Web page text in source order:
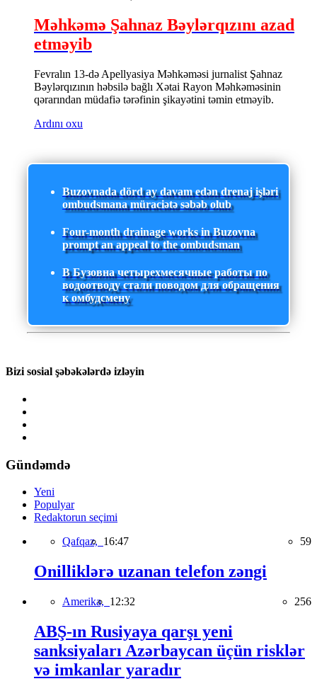
Məhkəmə Şahnaz Bəylərqızını azad
etməyib
Fevralın 13-də Apellyasiya Məhkəməsi jurnalist Şahnaz
Bəylərqızının həbsilə bağlı Xətai Rayon Məhkəməsinin
qərarından müdafiə tərəfinin şikayətini təmin etməyib.
Ardını oxu
Buzovnada dörd ay davam edən drenaj işləri
ombudsmana müraciətə səbəb olub
Four-month drainage works in Buzovna
prompt an appeal to the ombudsman
В Бузовна четырехмесячные работы по
водоотводу стали поводом для обращения
к омбудсмену
Bizi sosial şəbəkələrdə izləyin
Gündəmdə
Yeni
Populyar
Redaktorun seçimi
Qafqaz, 16:47 59
Onilliklərə uzanan telefon zəngi
Amerika, 12:32 256
ABŞ-ın Rusiyaya qarşı yeni
sanksiyaları Azərbaycan üçün risklər
və imkanlar yaradır